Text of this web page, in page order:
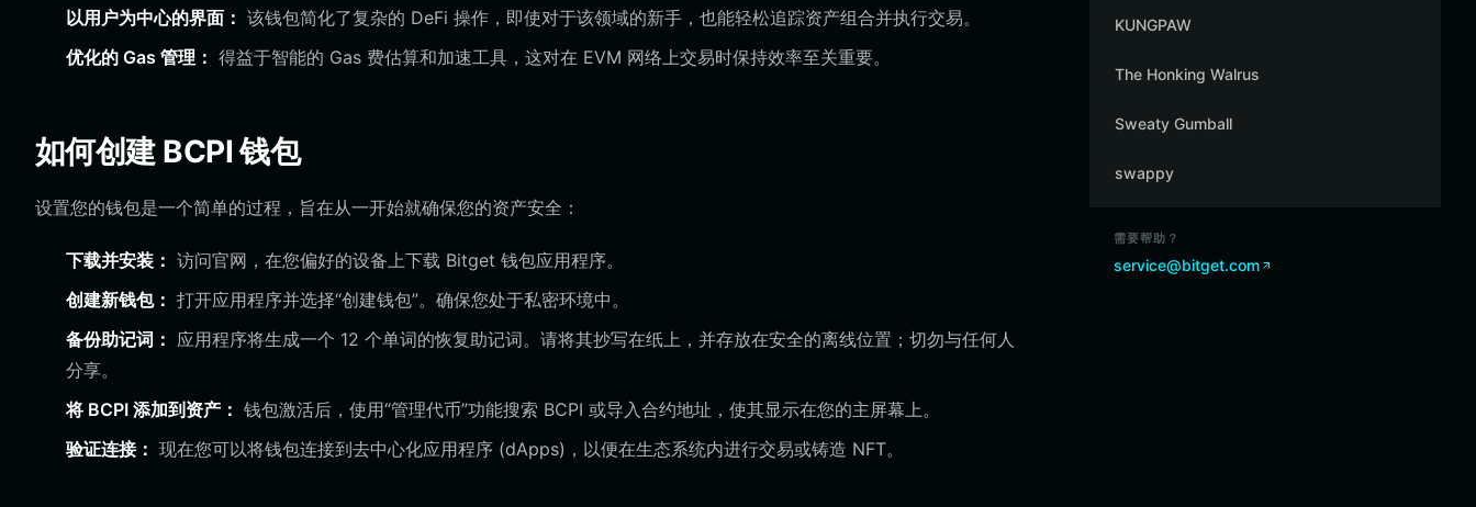
以用户为中心的界面： 该钱包简化了复杂的 DeFi 操作，即使对于该领域的新手，也能轻松追踪资产组合并执行交易。
优化的 Gas 管理： 得益于智能的 Gas 费估算和加速工具，这对在 EVM 网络上交易时保持效率至关重要。
如何创建 BCPI 钱包
设置您的钱包是一个简单的过程，旨在从一开始就确保您的资产安全：
下载并安装： 访问官网，在您偏好的设备上下载 Bitget 钱包应用程序。
创建新钱包： 打开应用程序并选择“创建钱包”。确保您处于私密环境中。
备份助记词： 应用程序将生成一个 12 个单词的恢复助记词。请将其抄写在纸上，并存放在安全的离线位置；切勿与任何人
分享。
将 BCPI 添加到资产： 钱包激活后，使用“管理代币”功能搜索 BCPI 或导入合约地址，使其显示在您的主屏幕上。
验证连接： 现在您可以将钱包连接到去中心化应用程序 (dApps)，以便在生态系统内进行交易或铸造 NFT。
KUNGPAW
The Honking Walrus
Sweaty Gumball
swappy
需要帮助？
service@bitget.com